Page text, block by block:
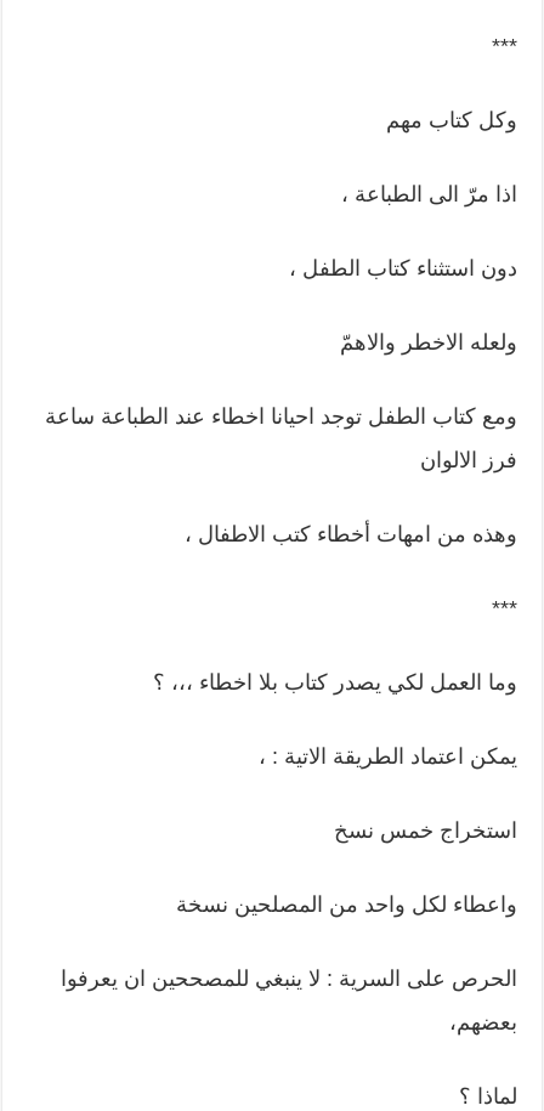
***
وكل كتاب مهم
اذا مرّ الى الطباعة ،
دون استثناء كتاب الطفل ،
ولعله الاخطر والاهمّ
ومع كتاب الطفل توجد احيانا اخطاء عند الطباعة ساعة
فرز الالوان
وهذه من امهات أخطاء كتب الاطفال ،
***
وما العمل لكي يصدر كتاب بلا اخطاء ،،، ؟
يمكن اعتماد الطريقة الاتية : ،
استخراج خمس نسخ
واعطاء لكل واحد من المصلحين نسخة
الحرص على السرية : لا ينبغي للمصححين ان يعرفوا
بعضهم،
لماذا ؟